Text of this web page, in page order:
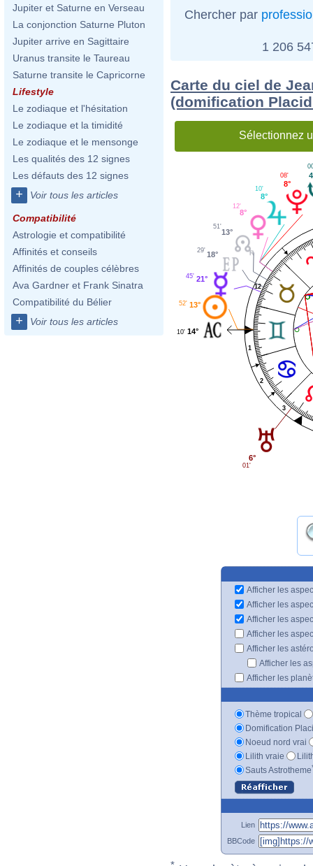
Jupiter et Saturne en Verseau
La conjonction Saturne Pluton
Jupiter arrive en Sagittaire
Uranus transite le Taureau
Saturne transite le Capricorne
Lifestyle
Le zodiaque et l'hésitation
Le zodiaque et la timidité
Le zodiaque et le mensonge
Les qualités des 12 signes
Les défauts des 12 signes
+ Voir tous les articles
Compatibilité
Astrologie et compatibilité
Affinités et conseils
Affinités de couples célèbres
Ava Gardner et Frank Sinatra
Compatibilité du Bélier
+ Voir tous les articles
Chercher par
1 206
Carte du ciel de
(domification
Sélectionnez
1
2
3
12
8°
08'
8°
10'
8°
12'
13°
51'
18°
29'
21°
45'
13°
52'
14°
10'
6°
01'
Afficher les
Afficher les
Afficher les
Afficher les
Afficher les
Afficher les
Afficher les
Thème tropical
Domification
Noeud nord vrai
Lilith vraie
Sauts Astrotheme
Lien
BBCode